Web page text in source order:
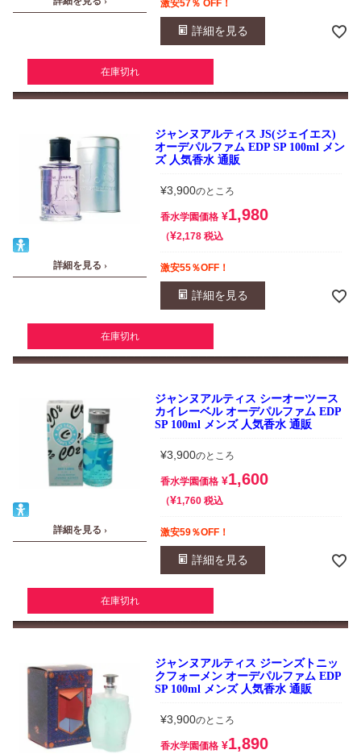
激安57％ OFF！
詳細を見る
在庫切れ
詳細を見る ›
ジャンヌアルティス JS(ジェイエス)
オーデパルファム EDP SP 100ml メン
ズ 人気香水 通販
¥3,900のところ
香水学園価格 ¥1,980
¥2,178 税込
激安55％OFF！
詳細を見る
在庫切れ
詳細を見る ›
ジャンヌアルティス シーオーツース
カイレーベル オーデパルファム EDP
SP 100ml メンズ 人気香水 通販
¥3,900のところ
香水学園価格 ¥1,600
¥1,760 税込
激安59％OFF！
詳細を見る
在庫切れ
ジャンヌアルティス ジーンズトニッ
クフォーメン オーデパルファム EDP
SP 100ml メンズ 人気香水 通販
¥3,900のところ
香水学園価格 ¥1,890